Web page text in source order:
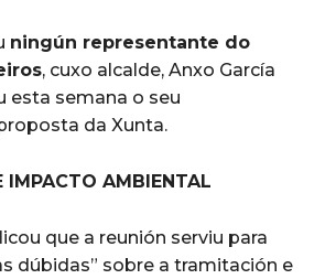
ningún representante do
, cuxo alcalde, Anxo García
esta semana o seu
da Xunta.
IMPACTO AMBIENTAL
que a reunión serviu para
dúbidas” sobre a tramitación e